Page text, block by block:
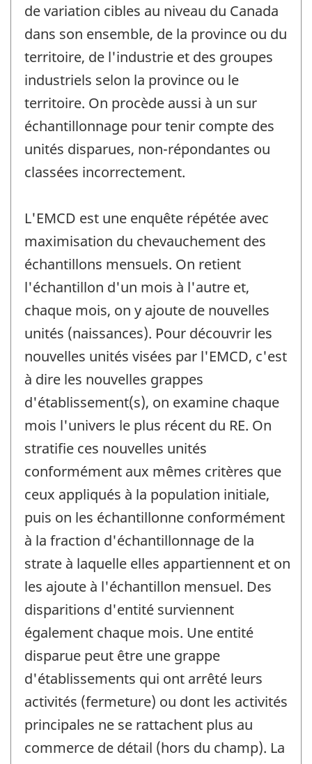
de variation cibles au niveau du Canada
dans son ensemble, de la province ou du
territoire, de l'industrie et des groupes
industriels selon la province ou le
territoire. On procède aussi à un sur
échantillonnage pour tenir compte des
unités disparues, non-répondantes ou
classées incorrectement.
L'EMCD est une enquête répétée avec
maximisation du chevauchement des
échantillons mensuels. On retient
l'échantillon d'un mois à l'autre et,
chaque mois, on y ajoute de nouvelles
unités (naissances). Pour découvrir les
nouvelles unités visées par l'EMCD, c'est
à dire les nouvelles grappes
d'établissement(s), on examine chaque
mois l'univers le plus récent du RE. On
stratifie ces nouvelles unités
conformément aux mêmes critères que
ceux appliqués à la population initiale,
puis on les échantillonne conformément
à la fraction d'échantillonnage de la
strate à laquelle elles appartiennent et on
les ajoute à l'échantillon mensuel. Des
disparitions d'entité surviennent
également chaque mois. Une entité
disparue peut être une grappe
d'établissements qui ont arrêté leurs
activités (fermeture) ou dont les activités
principales ne se rattachent plus au
commerce de détail (hors du champ). La